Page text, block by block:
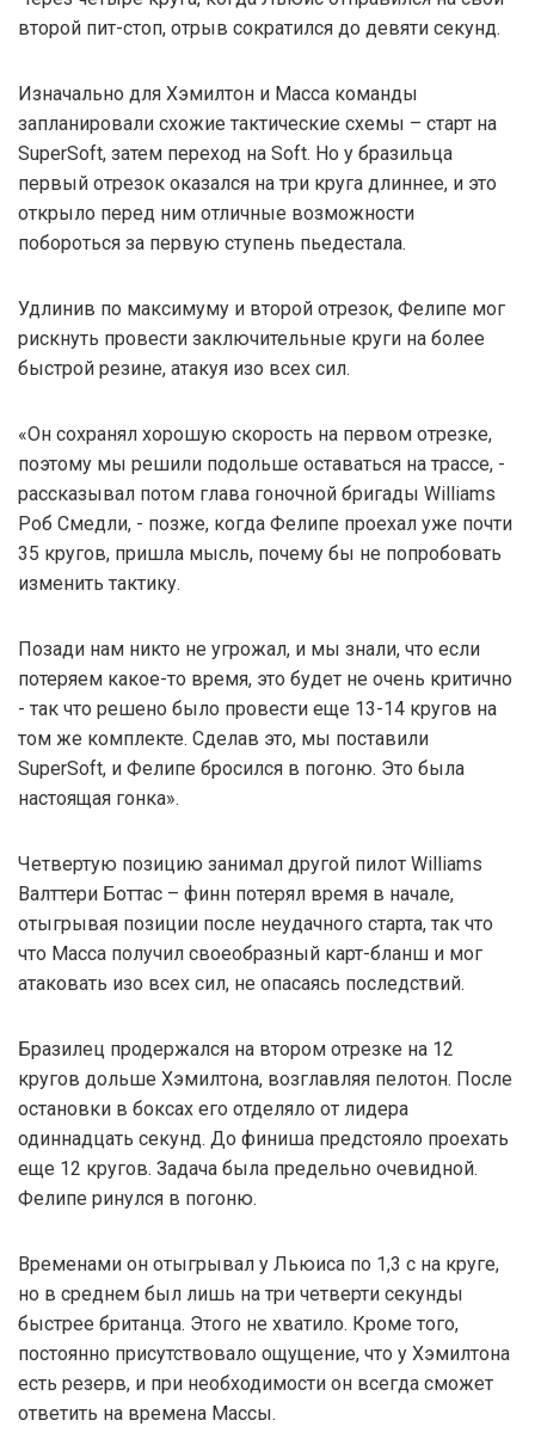
второй пит-стоп, отрыв сократился до девяти секунд.
Изначально для Хэмилтон и Масса команды
запланировали схожие тактические схемы – старт на
SuperSoft, затем переход на Soft. Но у бразильца
первый отрезок оказался на три круга длиннее, и это
открыло перед ним отличные возможности
побороться за первую ступень пьедестала.
Удлинив по максимуму и второй отрезок, Фелипе мог
рискнуть провести заключительные круги на более
быстрой резине, атакуя изо всех сил.
«Он сохранял хорошую скорость на первом отрезке,
поэтому мы решили подольше оставаться на трассе, -
рассказывал потом глава гоночной бригады Williams
Роб Смедли, - позже, когда Фелипе проехал уже почти
35 кругов, пришла мысль, почему бы не попробовать
изменить тактику.
Позади нам никто не угрожал, и мы знали, что если
потеряем какое-то время, это будет не очень критично
- так что решено было провести еще 13-14 кругов на
том же комплекте. Сделав это, мы поставили
SuperSoft, и Фелипе бросился в погоню. Это была
настоящая гонка».
Четвертую позицию занимал другой пилот Williams
Валттери Боттас – финн потерял время в начале,
отыгрывая позиции после неудачного старта, так что
что Масса получил своеобразный карт-бланш и мог
атаковать изо всех сил, не опасаясь последствий.
Бразилец продержался на втором отрезке на 12
кругов дольше Хэмилтона, возглавляя пелотон. После
остановки в боксах его отделяло от лидера
одиннадцать секунд. До финиша предстояло проехать
еще 12 кругов. Задача была предельно очевидной.
Фелипе ринулся в погоню.
Временами он отыгрывал у Льюиса по 1,3 с на круге,
но в среднем был лишь на три четверти секунды
быстрее британца. Этого не хватило. Кроме того,
постоянно присутствовало ощущение, что у Хэмилтона
есть резерв, и при необходимости он всегда сможет
ответить на времена Массы.